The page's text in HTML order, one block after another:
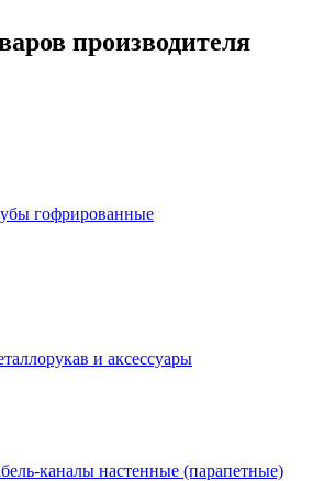
производителя
гофрированные
и аксессуары
каналы настенные (парапетные)